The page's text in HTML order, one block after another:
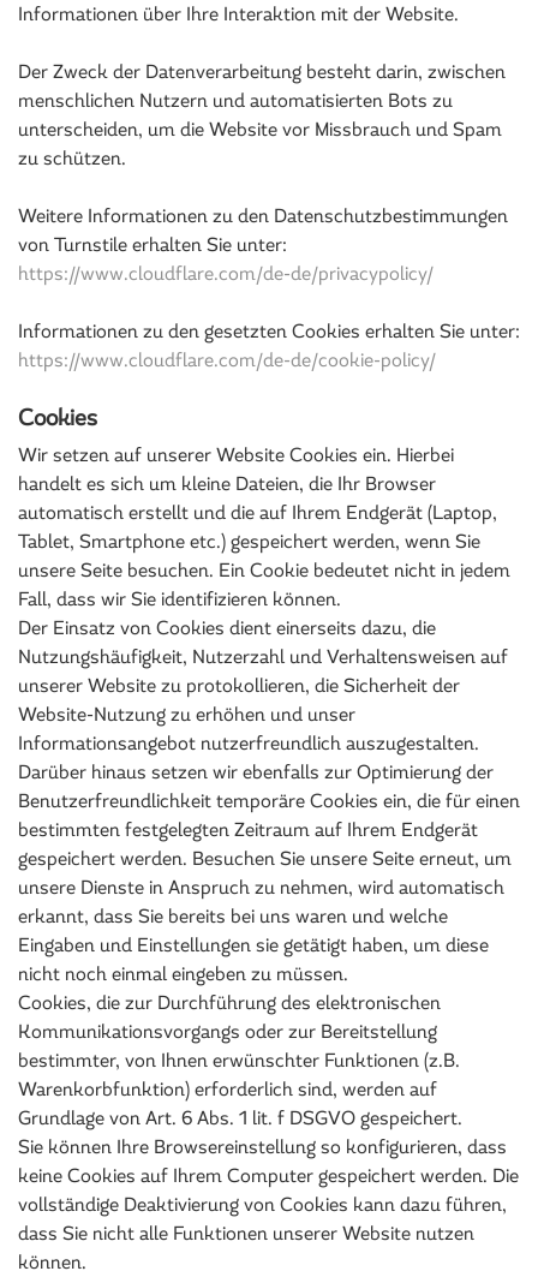
Informationen über Ihre Interaktion mit der Website.
Der Zweck der Datenverarbeitung besteht darin, zwischen
menschlichen Nutzern und automatisierten Bots zu
unterscheiden, um die Website vor Missbrauch und Spam
zu schützen.
Weitere Informationen zu den Datenschutzbestimmungen
von Turnstile erhalten Sie unter:
https://www.cloudflare.com/de-de/privacypolicy/
Informationen zu den gesetzten Cookies erhalten Sie unter:
https://www.cloudflare.com/de-de/cookie-policy/
Cookies
Wir setzen auf unserer Website Cookies ein. Hierbei
handelt es sich um kleine Dateien, die Ihr Browser
automatisch erstellt und die auf Ihrem Endgerät (Laptop,
Tablet, Smartphone etc.) gespeichert werden, wenn Sie
unsere Seite besuchen. Ein Cookie bedeutet nicht in jedem
Fall, dass wir Sie identifizieren können.
Der Einsatz von Cookies dient einerseits dazu, die
Nutzungshäufigkeit, Nutzerzahl und Verhaltensweisen auf
unserer Website zu protokollieren, die Sicherheit der
Website-Nutzung zu erhöhen und unser
Informationsangebot nutzerfreundlich auszugestalten.
Darüber hinaus setzen wir ebenfalls zur Optimierung der
Benutzerfreundlichkeit temporäre Cookies ein, die für einen
bestimmten festgelegten Zeitraum auf Ihrem Endgerät
gespeichert werden. Besuchen Sie unsere Seite erneut, um
unsere Dienste in Anspruch zu nehmen, wird automatisch
erkannt, dass Sie bereits bei uns waren und welche
Eingaben und Einstellungen sie getätigt haben, um diese
nicht noch einmal eingeben zu müssen.
Cookies, die zur Durchführung des elektronischen
Kommunikationsvorgangs oder zur Bereitstellung
bestimmter, von Ihnen erwünschter Funktionen (z.B.
Warenkorbfunktion) erforderlich sind, werden auf
Grundlage von Art. 6 Abs. 1 lit. f DSGVO gespeichert.
Sie können Ihre Browsereinstellung so konfigurieren, dass
keine Cookies auf Ihrem Computer gespeichert werden. Die
vollständige Deaktivierung von Cookies kann dazu führen,
dass Sie nicht alle Funktionen unserer Website nutzen
können.